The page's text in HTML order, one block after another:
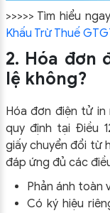
>>>>> Tìm hiểu ngay
Khấu Trừ Thuế
2. Hóa đơn
lệ không?
Hóa đơn điện tử
quy định tại Điều
giấy chuyển đổi từ
đáp ứng đủ các
Phản ánh toàn
Có ký hiệu